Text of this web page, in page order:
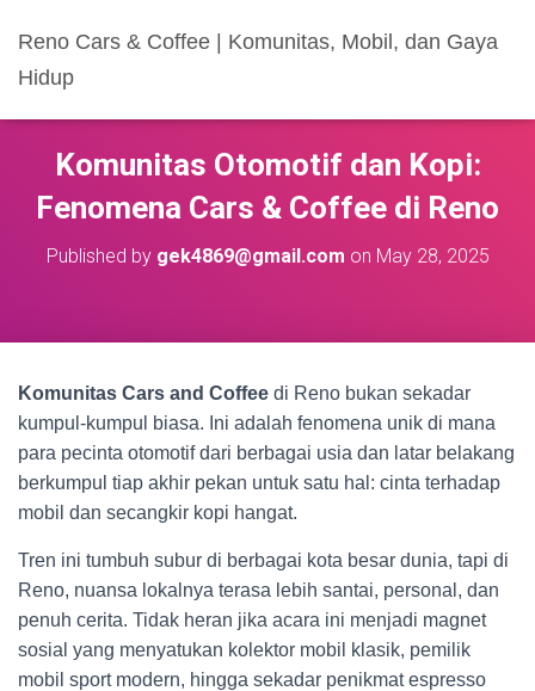
Reno Cars & Coffee | Komunitas, Mobil, dan Gaya
Hidup
Komunitas Otomotif dan Kopi:
Fenomena Cars & Coffee di Reno
Published by gek4869@gmail.com on May 28, 2025
Komunitas Cars and Coffee di Reno bukan sekadar
kumpul-kumpul biasa. Ini adalah fenomena unik di mana
para pecinta otomotif dari berbagai usia dan latar belakang
berkumpul tiap akhir pekan untuk satu hal: cinta terhadap
mobil dan secangkir kopi hangat.
Tren ini tumbuh subur di berbagai kota besar dunia, tapi di
Reno, nuansa lokalnya terasa lebih santai, personal, dan
penuh cerita. Tidak heran jika acara ini menjadi magnet
sosial yang menyatukan kolektor mobil klasik, pemilik
mobil sport modern, hingga sekadar penikmat espresso